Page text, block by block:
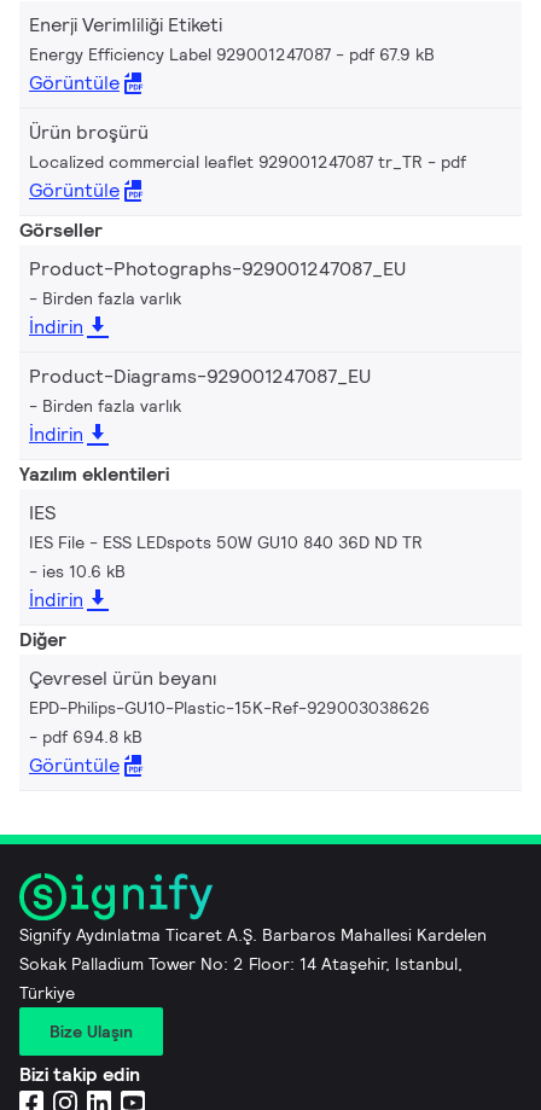
Enerji Verimliliği Etiketi
Energy Efficiency Label 929001247087 pdf 67.9 kB
Görüntüle
Ürün broşürü
Localized commercial leaflet 929001247087 tr_TR pdf
Görüntüle
Görseller
Product-Photographs-929001247087_EU
Birden fazla varlık
İndirin
Product-Diagrams-929001247087_EU
Birden fazla varlık
İndirin
Yazılım eklentileri
IES
IES File - ESS LEDspots 50W GU10 840 36D ND TR
ies 10.6 kB
İndirin
Diğer
Çevresel ürün beyanı
EPD-Philips-GU10-Plastic-15K-Ref-929003038626
pdf 694.8 kB
Görüntüle
Signify Aydınlatma Ticaret A.Ş. Barbaros Mahallesi Kardelen
Sokak Palladium Tower No: 2 Floor: 14 Ataşehir, Istanbul,
Türkiye
Bize Ulaşın
Bizi takip edin